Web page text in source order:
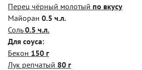
Перец чёрный молотый по вкусу
Майоран 0.5 ч.л.
Соль0.5 ч.л.
Для соуса:
Бекон 150 г
Лук репчатый 80 г